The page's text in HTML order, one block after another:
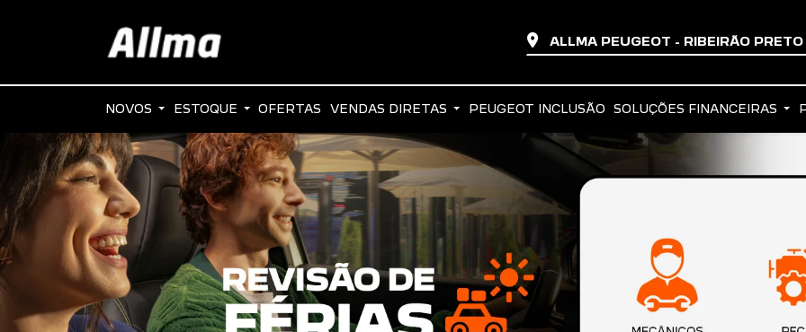
ALLMA PEUGEOT - RIBEIRÃO PRETO
NOVOS ESTOQUE OFERTAS VENDAS DIRETAS PEUGEOT INCLUSÃO SOLUÇÕES FINANCEIRAS